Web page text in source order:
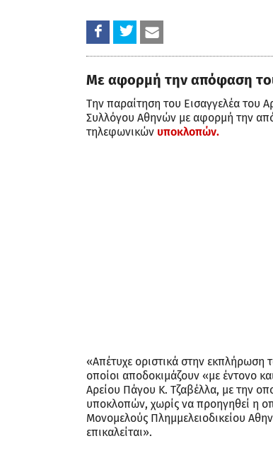
Με αφορμή την απόφαση
Την παραίτηση του Εισαγγελέα του
Συλλόγου Αθηνών με αφορμή την
τηλεφωνικών υποκλοπών.
«Απέτυχε οριστικά στην εκπλήρωση
οποίοι αποδοκιμάζουν «με έντονο
Αρείου Πάγου Κ. Τζαβέλλα, με την
υποκλοπών, χωρίς να προηγηθεί η
Μονομελούς Πλημμελειοδικείου
επικαλείται».